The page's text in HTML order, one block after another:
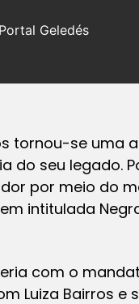
Geledés
tornou-se uma
do seu legado.
por meio do
intitulada
com o
Luiza Bairros e